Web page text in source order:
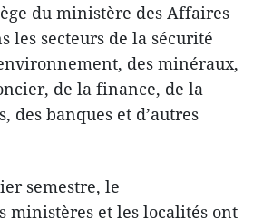
du ministère des Affaires
les secteurs de la sécurité
des minéraux,
de la finance, de la
des banques et d’autres
semestre, le
ministères et les localités ont